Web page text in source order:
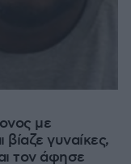
με
γυναίκες,
τον άφησε